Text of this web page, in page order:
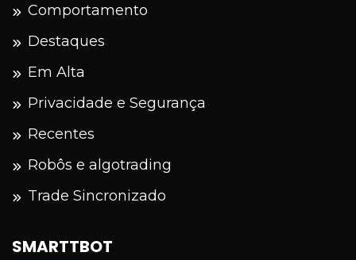
Comportamento
Destaques
Em Alta
Privacidade e Segurança
Recentes
Robôs e algotrading
Trade Sincronizado
SMARTTBOT